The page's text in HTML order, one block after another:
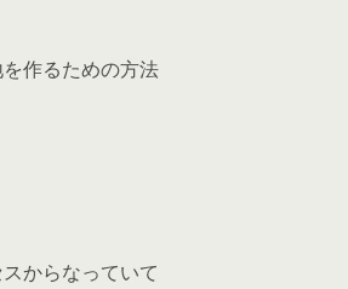
作るための方法
からなっていて